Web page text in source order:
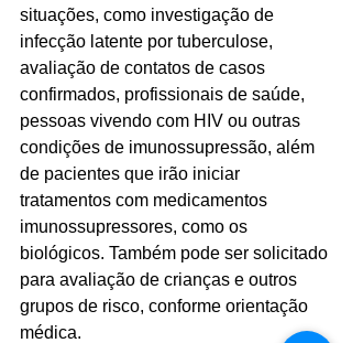
situações, como investigação de
infecção latente por tuberculose,
avaliação de contatos de casos
confirmados, profissionais de saúde,
pessoas vivendo com HIV ou outras
condições de imunossupressão, além
de pacientes que irão iniciar
tratamentos com medicamentos
imunossupressores, como os
biológicos. Também pode ser solicitado
para avaliação de crianças e outros
grupos de risco, conforme orientação
médica.